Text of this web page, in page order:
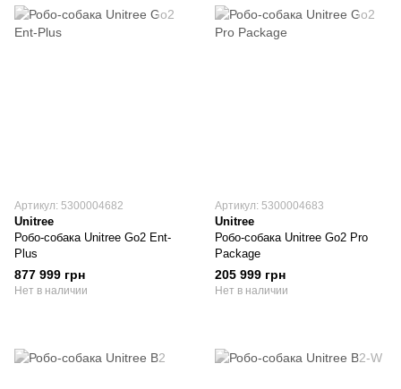
Артикул: 5300004682
Unitree
Робо-собака Unitree Go2 Ent-
Plus
877 999 грн
Нет в наличии
Артикул: 5300004683
Unitree
Робо-собака Unitree Go2 Pro
Package
205 999 грн
Нет в наличии